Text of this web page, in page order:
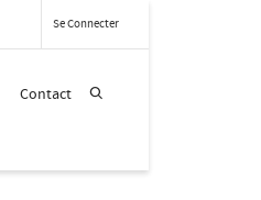
Se Connecter
Contact